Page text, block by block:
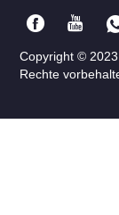
Copyright ©
Rechte